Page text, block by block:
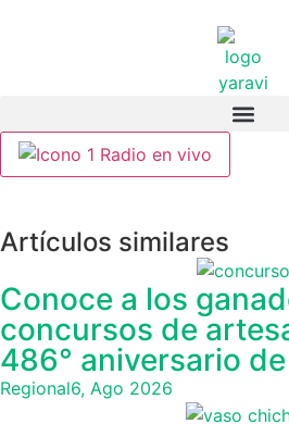
Radio en vivo
Artículos similares
Conoce a los
concursos de
486° aniversario
Regional6, Ago 2026